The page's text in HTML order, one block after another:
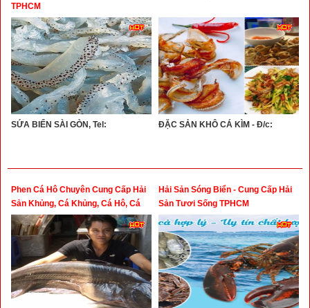
TPHCM
SỨA BIỂN SÀI GÒN, Tel: ĐẶC SẢN KHÔ CÁ KÌM - Đ/c:
Phen Cá Hô Chuyên Cung Cấp Hải
Sản Khủng, Cá Khủng, Cá Hô, Cá
Mó Gù, Cá Leo, Cá Tấm, Cá Mõm
Trâu, Cá Anh Vũ, Cá Sọc Dưa, Cá
Hồng Chuối
Hải Sản Sóng Biển - Cung Cấp Hải
Sản Tươi Sống TPHCM